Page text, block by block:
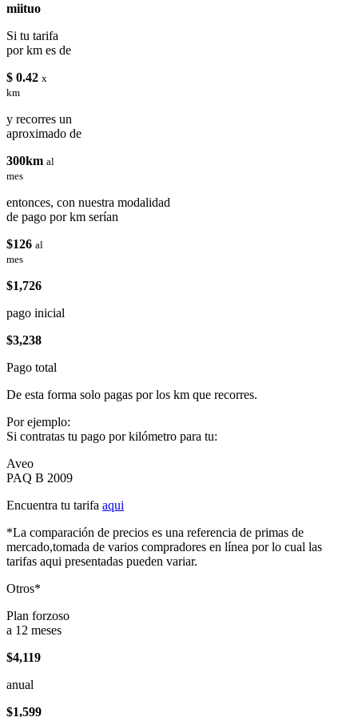
miituo
Si tu tarifa
por km es de
$ 0.42 x
km
y recorres un
aproximado de
300km al
mes
entonces, con nuestra modalidad
de pago por km serían
$126 al
mes
$1,726
pago inicial
$3,238
Pago total
De esta forma solo pagas por los km que recorres.
Por ejemplo:
Si contratas tu pago por kilómetro para tu:
Aveo
PAQ B 2009
Encuentra tu tarifa aqui
*La comparación de precios es una referencia de primas de
mercado,tomada de varios compradores en línea por lo cual las
tarifas aqui presentadas pueden variar.
Otros*
Plan forzoso
a 12 meses
$4,119
anual
$1,599